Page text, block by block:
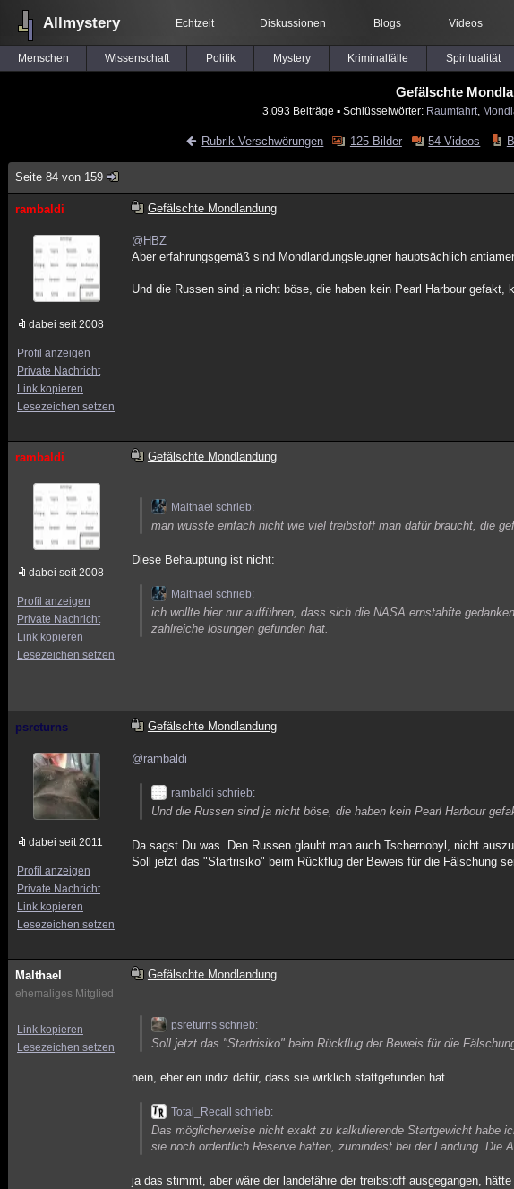
Allmystery Echtzeit Diskussionen Blogs Videos
Menschen Wissenschaft Politik Mystery Kriminalfälle Spiritualität
Gefälschte
3.093 Beiträge ▪ Schlüsselwörter: Raumfahrt,
Rubrik Verschwörungen 125 Bilder 54 Videos
Seite 84 von 159
rambaldi
dabei seit 2008
Profil anzeigen
Private Nachricht
Link kopieren
Lesezeichen setzen
Gefälschte Mondlandung
@HBZ
Aber erfahrungsgemäß sind Mondlandungsleugner hauptsächlich
Und die Russen sind ja nicht böse, die haben kein Pearl Harbour gefakt,
rambaldi
dabei seit 2008
Profil anzeigen
Private Nachricht
Link kopieren
Lesezeichen setzen
Gefälschte Mondlandung
Malthael schrieb:
man wusste einfach nicht wie viel treibstoff man dafür braucht, die
Diese Behauptung ist nicht:
Malthael schrieb:
ich wollte hier nur aufführen, dass sich die NASA ernstahfte
zahlreiche lösungen gefunden hat.
psreturns
dabei seit 2011
Profil anzeigen
Private Nachricht
Link kopieren
Lesezeichen setzen
Gefälschte Mondlandung
@rambaldi
rambaldi schrieb:
Und die Russen sind ja nicht böse, die haben kein Pearl Harbour
Da sagst Du was. Den Russen glaubt man auch Tschernobyl, nicht
Soll jetzt das "Startrisiko" beim Rückflug der Beweis für die Fälschung
Malthael
ehemaliges Mitglied
Link kopieren
Lesezeichen setzen
Gefälschte Mondlandung
psreturns schrieb:
Soll jetzt das "Startrisiko" beim Rückflug der Beweis für die
nein, eher ein indiz dafür, dass sie wirklich stattgefunden hat.
Total_Recall schrieb:
Das möglicherweise nicht exakt zu kalkulierende Startgewicht habe
sie noch ordentlich Reserve hatten, zumindest bei der Landung. Die
ja das stimmt, aber wäre der landefähre der treibstoff ausgegangen,